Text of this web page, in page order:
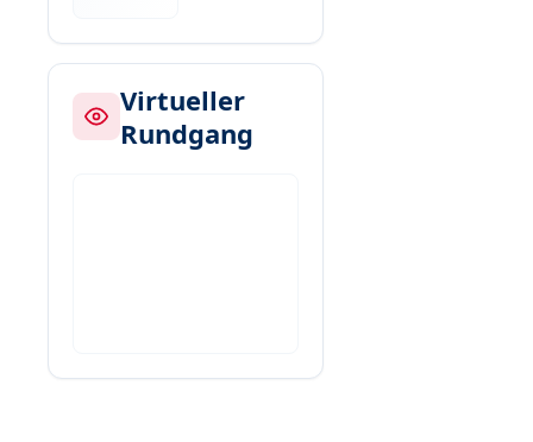
Virtueller
Rundgang